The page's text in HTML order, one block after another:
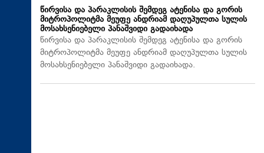
წირვისა და პარაკლისის შემდეგ ატენისა და გორის
მიტროპოლიტმა მეუფე ანდრიამ დაღუპულთა სულის
მოსახსენიებელი პანაშვიდი გადაიხადა
წირვისა და პარაკლისის შემდეგ ატენისა და გორის
მიტროპოლიტმა მეუფე ანდრიამ დაღუპულთა სულის
მოსახსენიებელი პანაშვიდი გადაიხადა.